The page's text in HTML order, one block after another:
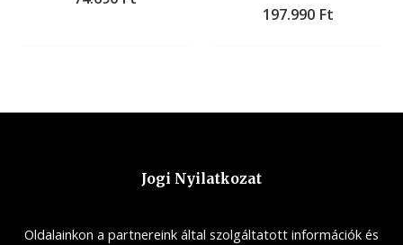
197.990 Ft
Jogi Nyilatkozat
Oldalainkon a partnereink által szolgáltatott információk és